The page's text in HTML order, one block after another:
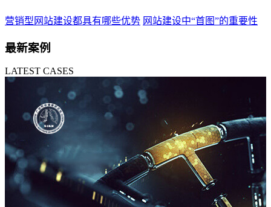
营销型网站建设都具有哪些优势 网站建设中“首图”的重要性
最新案例
LATEST CASES